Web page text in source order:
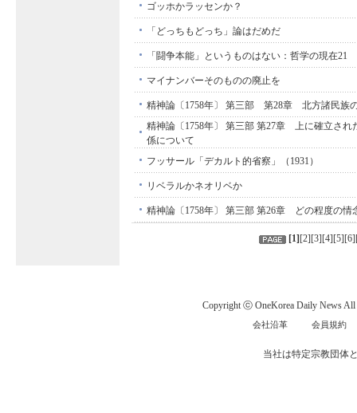
ゴッホかラッセンか？
「どっちもどっち」論はだめだ
「闘争本能」というものはない：哲学の現在21
マイナンバーそのものの廃止を
精神論〔1758年〕 第三部 第28章 北方諸民族
精神論〔1758年〕 第三部 第27章 上に確立され
係について
フッサール「デカルト的省察」（1931）
リベラルかネオリベか
精神論〔1758年〕 第三部 第26章 どの程度の情
[1] [2][3][4][5][6
Copyright ⓒ OneKorea Daily News All
会社沿革 会員規約
当社は特定宗教団体